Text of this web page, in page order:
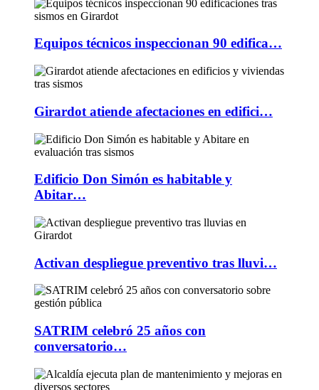
Equipos técnicos inspeccionan 90 edifica…
Girardot atiende afectaciones en edifici…
Edificio Don Simón es habitable y
Abitar…
Activan despliegue preventivo tras lluvi…
SATRIM celebró 25 años con
conversatorio…